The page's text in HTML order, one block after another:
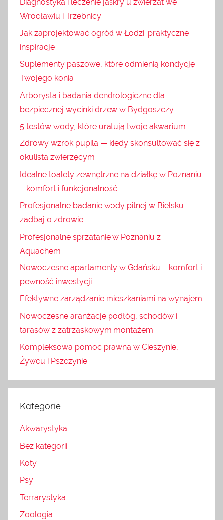
Diagnostyka i leczenie jaskry u zwierząt we
Wrocławiu i Trzebnicy
Jak zaprojektować ogród w Łodzi: praktyczne
inspiracje
Suplementy paszowe, które odmienią kondycję
Twojego konia
Arborysta i badania dendrologiczne dla
bezpiecznej wycinki drzew w Bydgoszczy
5 testów wody, które uratują twoje akwarium
Zdrowy wzrok pupila — kiedy skonsultować się z
okulistą zwierzęcym
Idealne toalety zewnętrzne na działkę w Poznaniu
– komfort i funkcjonalność
Profesjonalne badanie wody pitnej w Bielsku –
zadbaj o zdrowie
Profesjonalne sprzątanie w Poznaniu z
Aquachem
Nowoczesne apartamenty w Gdańsku – komfort i
pewność inwestycji
Efektywne zarządzanie mieszkaniami na wynajem
Nowoczesne aranżacje podłóg, schodów i
tarasów z zatrzaskowym montażem
Kompleksowa pomoc prawna w Cieszynie,
Żywcu i Pszczynie
Kategorie
Akwarystyka
Bez kategorii
Koty
Psy
Terrarystyka
Zoologia